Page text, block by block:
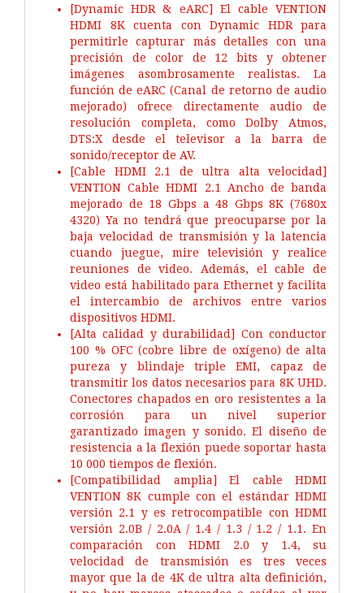
[Dynamic HDR & eARC] El cable VENTION
HDMI 8K cuenta con Dynamic HDR para
permitirle capturar más detalles con una
precisión de color de 12 bits y obtener
imágenes asombrosamente realistas. La
función de eARC (Canal de retorno de audio
mejorado) ofrece directamente audio de
resolución completa, como Dolby Atmos,
DTS:X desde el televisor a la barra de
sonido/receptor de AV.
[Cable HDMI 2.1 de ultra alta velocidad]
VENTION Cable HDMI 2.1 Ancho de banda
mejorado de 18 Gbps a 48 Gbps 8K (7680x
4320) Ya no tendrá que preocuparse por la
baja velocidad de transmisión y la latencia
cuando juegue, mire televisión y realice
reuniones de video. Además, el cable de
video está habilitado para Ethernet y facilita
el intercambio de archivos entre varios
dispositivos HDMI.
[Alta calidad y durabilidad] Con conductor
100 % OFC (cobre libre de oxígeno) de alta
pureza y blindaje triple EMI, capaz de
transmitir los datos necesarios para 8K UHD.
Conectores chapados en oro resistentes a la
corrosión para un nivel superior
garantizado imagen y sonido. El diseño de
resistencia a la flexión puede soportar hasta
10 000 tiempos de flexión.
[Compatibilidad amplia] El cable HDMI
VENTION 8K cumple con el estándar HDMI
versión 2.1 y es retrocompatible con HDMI
versión 2.0B / 2.0A / 1.4 / 1.3 / 1.2 / 1.1. En
comparación con HDMI 2.0 y 1.4, su
velocidad de transmisión es tres veces
mayor que la de 4K de ultra alta definición,